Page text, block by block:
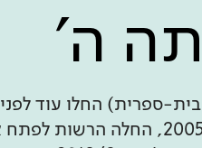
ה'
בית-ספרית) החלו עוד
והערכה בחינוך. עם הקמת ראמ"ה ב-